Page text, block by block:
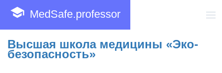
school MedSafe.professor
Высшая школа медицины «Эко-
безопасность»